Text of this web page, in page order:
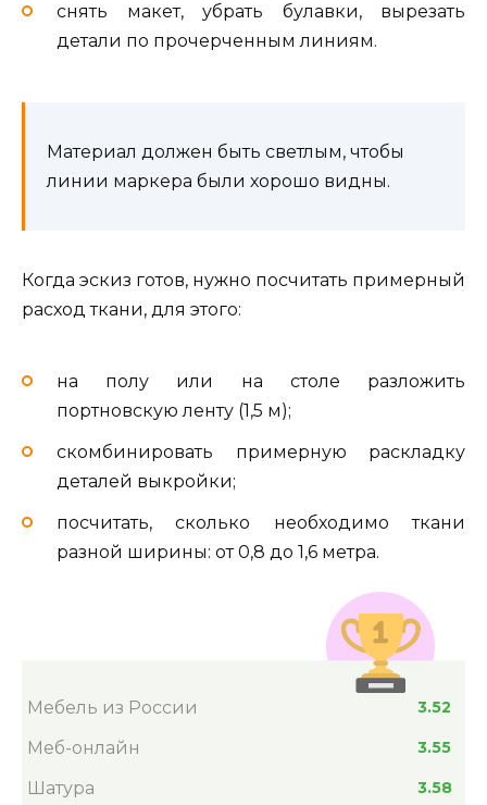
снять макет, убрать булавки, вырезать
детали по прочерченным линиям.
Материал должен быть светлым, чтобы
линии маркера были хорошо видны.
Когда эскиз готов, нужно посчитать примерный
расход ткани, для этого:
на полу или на столе разложить
портновскую ленту (1,5 м);
скомбинировать примерную раскладку
деталей выкройки;
посчитать, сколько необходимо ткани
разной ширины: от 0,8 до 1,6 метра.
Мебель из России 3.52
Меб-онлайн 3.55
Шатура 3.58